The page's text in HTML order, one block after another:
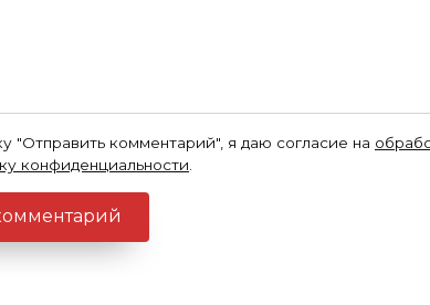
"Отправить комментарий", я даю согласие на
конфиденциальности